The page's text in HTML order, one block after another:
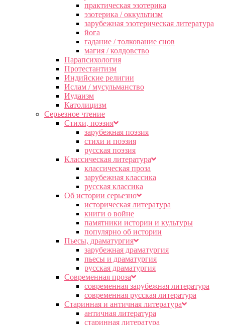
практическая эзотерика
эзотерика / оккультизм
зарубежная эзотерическая литература
йога
гадание / толкование снов
магия / колдовство
Парапсихология
Протестантизм
Индийские религии
Ислам / мусульманство
Иудаизм
Католицизм
Серьезное чтение
Cтихи, поэзия
зарубежная поэзия
стихи и поэзия
русская поэзия
Классическая литература
классическая проза
зарубежная классика
русская классика
Об истории серьезно
историческая литература
книги о войне
памятники истории и культуры
популярно об истории
Пьесы, драматургия
зарубежная драматургия
пьесы и драматургия
русская драматургия
Современная проза
современная зарубежная литература
современная русская литература
Старинная и античная литература
античная литература
старинная литература